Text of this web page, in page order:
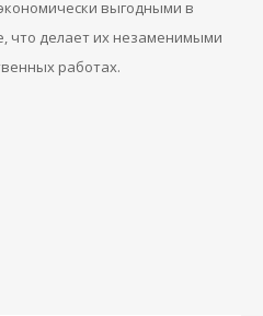
выгодными в
что делает их незаменимыми
работах.